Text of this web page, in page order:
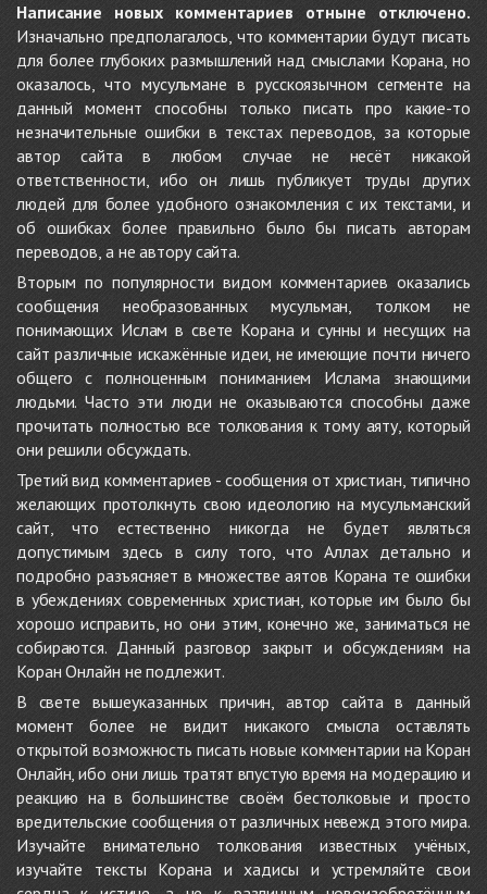
Написание новых комментариев отныне отключено.
Изначально предполагалось, что комментарии будут писать
для более глубоких размышлений над смыслами Корана, но
оказалось, что мусульмане в русскоязычном сегменте на
данный момент способны только писать про какие-то
незначительные ошибки в текстах переводов, за которые
автор сайта в любом случае не несёт никакой
ответственности, ибо он лишь публикует труды других
людей для более удобного ознакомления с их текстами, и
об ошибках более правильно было бы писать авторам
переводов, а не автору сайта.
Вторым по популярности видом комментариев оказались
сообщения необразованных мусульман, толком не
понимающих Ислам в свете Корана и сунны и несущих на
сайт различные искажённые идеи, не имеющие почти ничего
общего с полноценным пониманием Ислама знающими
людьми. Часто эти люди не оказываются способны даже
прочитать полностью все толкования к тому аяту, который
они решили обсуждать.
Третий вид комментариев - сообщения от христиан, типично
желающих протолкнуть свою идеологию на мусульманский
сайт, что естественно никогда не будет являться
допустимым здесь в силу того, что Аллах детально и
подробно разъясняет в множестве аятов Корана те ошибки
в убеждениях современных христиан, которые им было бы
хорошо исправить, но они этим, конечно же, заниматься не
собираются. Данный разговор закрыт и обсуждениям на
Коран Онлайн не подлежит.
В свете вышеуказанных причин, автор сайта в данный
момент более не видит никакого смысла оставлять
открытой возможность писать новые комментарии на Коран
Онлайн, ибо они лишь тратят впустую время на модерацию и
реакцию на в большинстве своём бестолковые и просто
вредительские сообщения от различных невежд этого мира.
Изучайте внимательно толкования известных учёных,
изучайте тексты Корана и хадисы и устремляйте свои